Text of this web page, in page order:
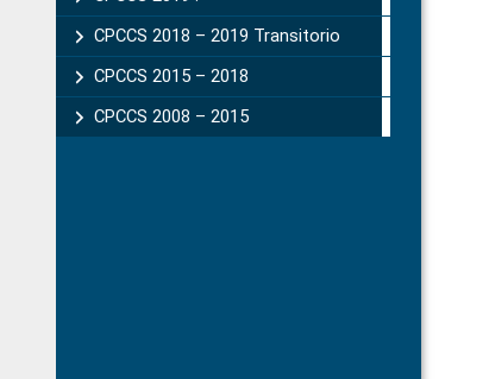
CPCCS 2018 – 2019 Transitorio
CPCCS 2015 – 2018
CPCCS 2008 – 2015